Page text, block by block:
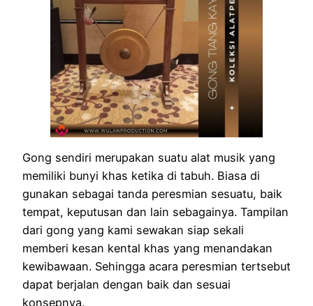
Gong sendiri merupakan suatu alat musik yang
memiliki bunyi khas ketika di tabuh. Biasa di
gunakan sebagai tanda peresmian sesuatu, baik
tempat, keputusan dan lain sebagainya. Tampilan
dari gong yang kami sewakan siap sekali
memberi kesan kental khas yang menandakan
kewibawaan. Sehingga acara peresmian tertsebut
dapat berjalan dengan baik dan sesuai
konsepnya.